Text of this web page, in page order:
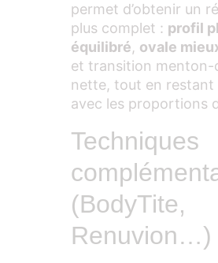
permet d’obtenir un
plus complet : profil
équilibré, ovale
et transition menton-
nette, tout en restant
avec les proportions
Techniques
(BodyTite,
Renuvion…)